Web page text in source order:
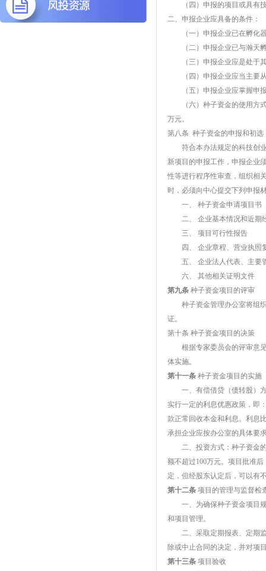
（四）申报的项目或具有技
二、申报企业应具备的条件：
（一）申报企业已在孵化器
（二）申报企业已与瀚天孵
（三）申报企业应是处于其
（四）申报企业应当主要从
（五）申报企业应掌握申报
（六）种子资金的使用方式
万元。
第八条 种子资金的申报和初选
符合本办法规定的科技创业
新项目的申报工作，申报企业
性等进行程序性审查，组织相
时，必须向中心提交下列申报
一、 种子资金申请项目书
二、 企业基本情况和近期
三、 项目可行性报告
四、 企业章程、营业执照
五、 企业法人代表、主要
六、 其他相关证明文件
第九条种子资金项目的评审
种子资金管理办公室将组织
证。
第十条 种子资金项目的决策
根据专家委员会的评审意见
体实施。
第十一条种子资金项目的实施
一、有偿借贷（债转股）方
实行一定的利息优惠政策，即
款正常回收本金和利息。利息
承担企业应按办公室的具体要
二、投资方式：种子资金的
额不超过100万元。项目批准
定，但经股东认定后，可以有
第十二条项目的管理与监督检
一、为确保种子资金项目规
和项目管理。
二、采取定期报表、定期监
除或中止合同的决定，并对项
第十三条项目验收